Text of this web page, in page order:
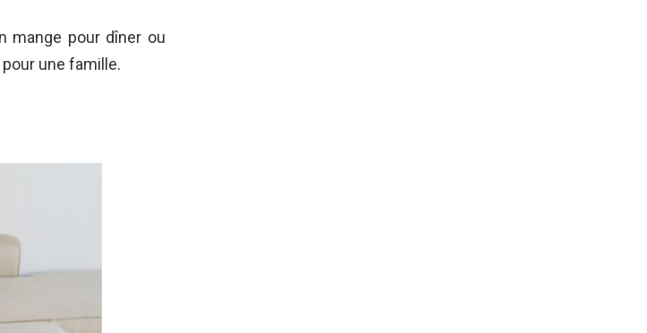
mange pour dîner ou
une famille.